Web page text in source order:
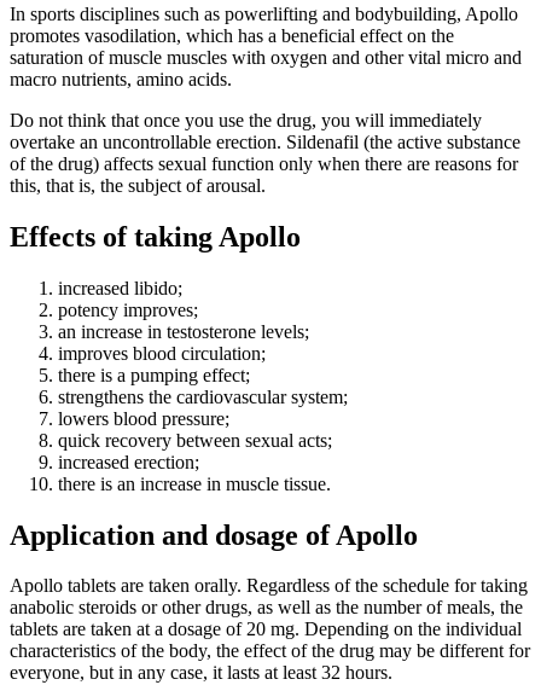
In sports disciplines such as powerlifting and bodybuilding, Apollo
promotes vasodilation, which has a beneficial effect on the
saturation of muscle muscles with oxygen and other vital micro and
macro nutrients, amino acids.
Do not think that once you use the drug, you will immediately
overtake an uncontrollable erection. Sildenafil (the active substance
of the drug) affects sexual function only when there are reasons for
this, that is, the subject of arousal.
Effects of taking Apollo
increased libido;
potency improves;
an increase in testosterone levels;
improves blood circulation;
there is a pumping effect;
strengthens the cardiovascular system;
lowers blood pressure;
quick recovery between sexual acts;
increased erection;
there is an increase in muscle tissue.
Application and dosage of Apollo
Apollo tablets are taken orally. Regardless of the schedule for taking
anabolic steroids or other drugs, as well as the number of meals, the
tablets are taken at a dosage of 20 mg. Depending on the individual
characteristics of the body, the effect of the drug may be different for
everyone, but in any case, it lasts at least 32 hours.